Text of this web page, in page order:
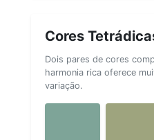
Cores
Dois pares de cores
harmonia rica oferece
variação.